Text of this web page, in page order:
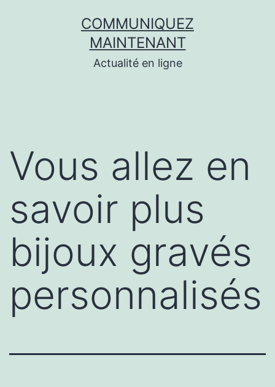
COMMUNIQUEZ
MAINTENANT
Actualité en ligne
Vous allez en
savoir plus
bijoux gravés
personnalisés